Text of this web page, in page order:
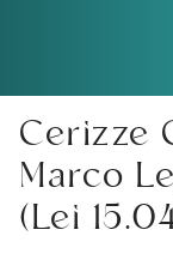
conteúdo
Cerizze
Marco
(Lei